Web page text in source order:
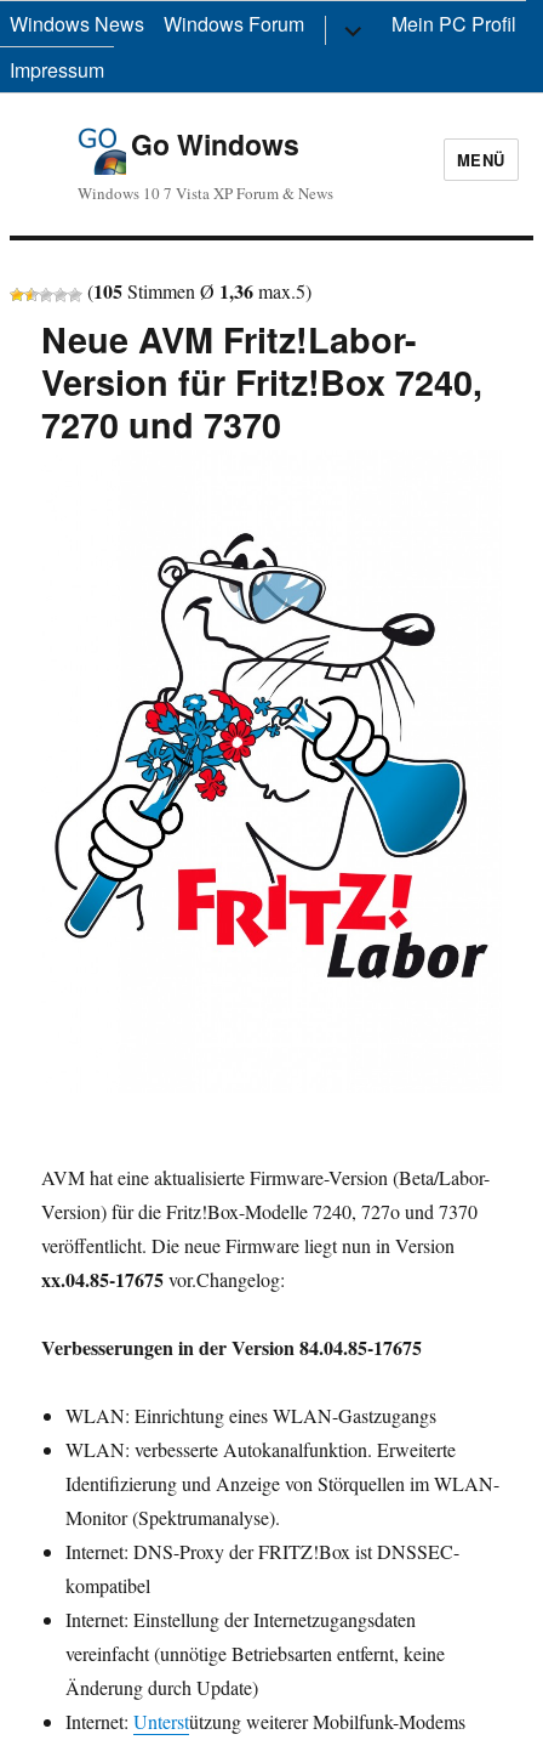
Windows News Windows Forum Untermenü
anzeigen
Mein PC Profil
Impressum
Go Windows
Windows 10 7 Vista XP Forum & News
MENÜ
(105Stimmen Ø 1,36max.5)
Neue AVM Fritz!Labor-
Version für Fritz!Box 7240,
7270 und 7370
AVM hat eine aktualisierte Firmware-Version (Beta/Labor-
Version) für die Fritz!Box-Modelle 7240, 727o und 7370
veröffentlicht. Die neue Firmware liegt nun in Version
xx.04.85-17675vor.Changelog:
Verbesserungen in der Version 84.04.85-17675
WLAN: Einrichtung eines WLAN-Gastzugangs
WLAN: verbesserte Autokanalfunktion. Erweiterte
Identifizierung und Anzeige von Störquellen im WLAN-
Monitor (Spektrumanalyse).
Internet: DNS-Proxy der FRITZ!Box ist DNSSEC-
kompatibel
Internet: Einstellung der Internetzugangsdaten
vereinfacht (unnötige Betriebsarten entfernt, keine
Änderung durch Update)
Internet:Unterstützung weiterer Mobilfunk-Modems